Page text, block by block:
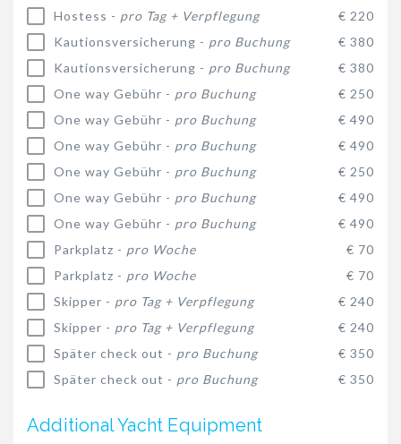
Hostess - pro Tag + Verpflegung
€ 220
Kautionsversicherung - pro Buchung
€ 380
Kautionsversicherung - pro Buchung
€ 380
One way Gebühr - pro Buchung
€ 250
One way Gebühr - pro Buchung
€ 490
One way Gebühr - pro Buchung
€ 490
One way Gebühr - pro Buchung
€ 250
One way Gebühr - pro Buchung
€ 490
One way Gebühr - pro Buchung
€ 490
Parkplatz - pro Woche
€ 70
Parkplatz - pro Woche
€ 70
Skipper - pro Tag + Verpflegung
€ 240
Skipper - pro Tag + Verpflegung
€ 240
Später check out - pro Buchung
€ 350
Später check out - pro Buchung € 350
Additional Yacht Equipment